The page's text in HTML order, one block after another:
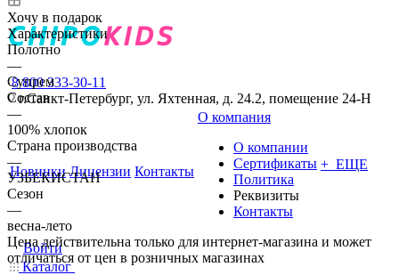
8 800 333-30-11
г.Санкт-Петербург, ул. Яхтенная, д. 24.2, помещение 24-Н
Новинки Лицензии Контакты
О компания
О компании
Сертификаты
Политика
Реквизиты
Контакты
+ ЕЩЕ
Войти
Каталог
Хочу в подарок
Характеристики
Полотно
—
Супрем
Состав
—
100% хлопок
Страна производства
—
УЗБЕКИСТАН
Сезон
—
весна-лето
Цена действительна только для интернет-магазина и может
отличаться от цен в розничных магазинах